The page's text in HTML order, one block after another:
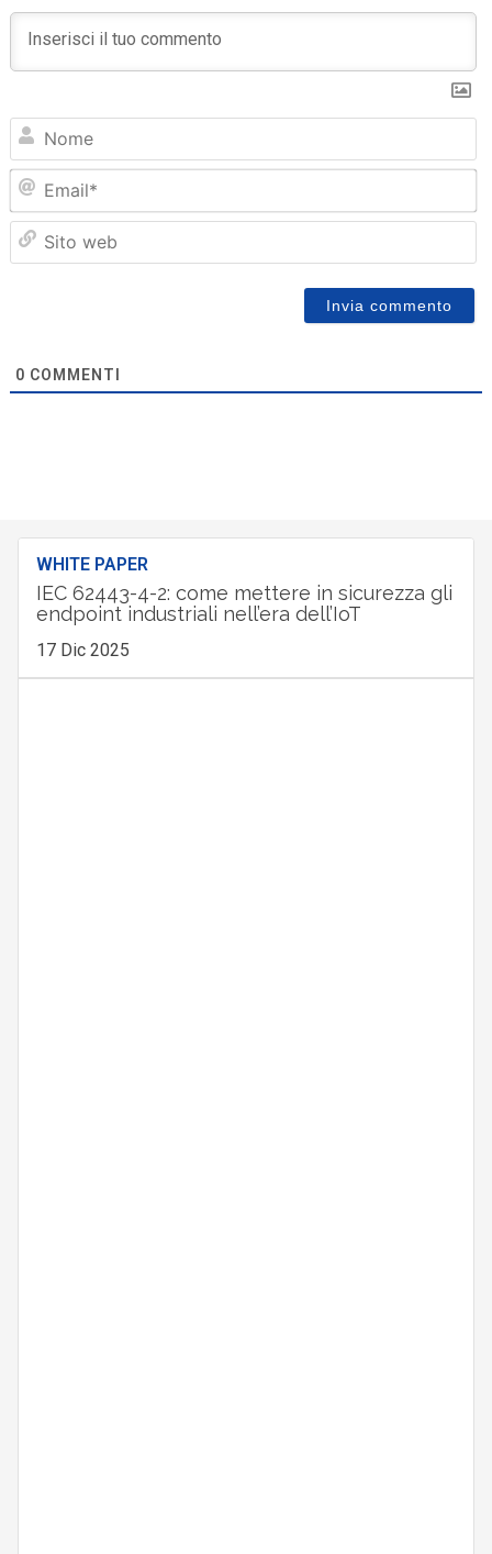
0 COMMENTI
WHITE PAPER
IEC 62443-4-2: come mettere in sicurezza gli
endpoint industriali nell’era dell’IoT
17 Dic 2025